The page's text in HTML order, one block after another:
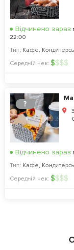
Відчинено зараз
22:00
Тип: Кафе,
Середній чек: $$$$
?
Відчинено зараз
Тип: Кафе,
Середній чек: $$$$